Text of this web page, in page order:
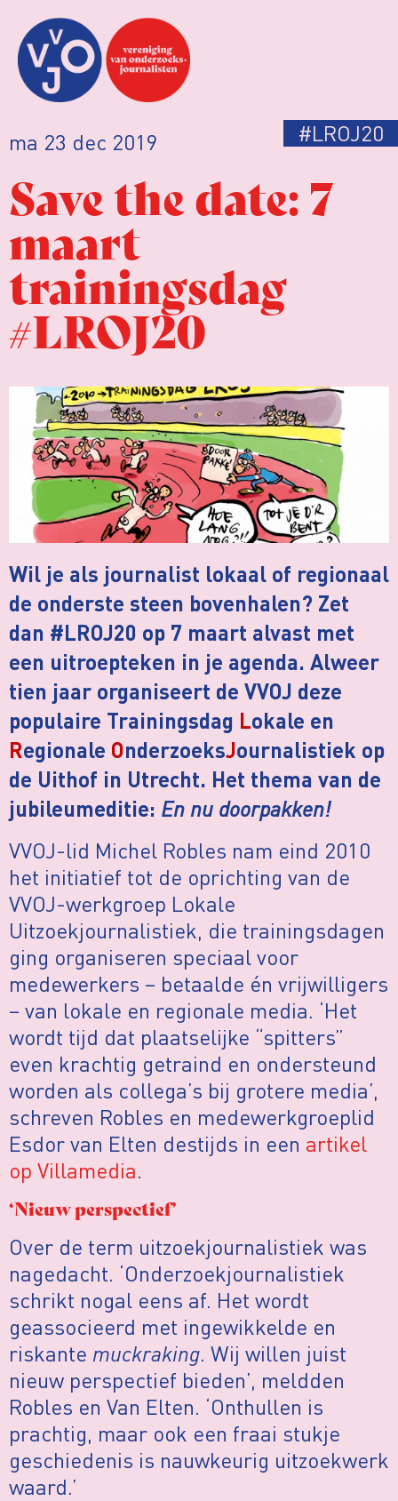
ma 23 dec 2019 #LROJ20
Save the date: 7
maart
trainingsdag
#LROJ20
Wil je als journalist lokaal of regionaal
de onderste steen bovenhalen? Zet
dan #LROJ20 op 7 maart alvast met
een uitroepteken in je agenda. Alweer
tien jaar organiseert de VVOJ deze
populaire Trainingsdag Lokale en
Regionale OnderzoeksJournalistiek op
de Uithof in Utrecht. Het thema van de
jubileumeditie: En nu doorpakken!
VVOJ-lid Michel Robles nam eind 2010
het initiatief tot de oprichting van de
VVOJ-werkgroep Lokale
Uitzoekjournalistiek, die trainingsdagen
ging organiseren speciaal voor
medewerkers – betaalde én vrijwilligers
– van lokale en regionale media. ‘Het
wordt tijd dat plaatselijke “spitters”
even krachtig getraind en ondersteund
worden als collega’s bij grotere media’,
schreven Robles en medewerkgroeplid
Esdor van Elten destijds in een artikel
op Villamedia.
‘Nieuw perspectief’
Over de term uitzoekjournalistiek was
nagedacht. ‘Onderzoekjournalistiek
schrikt nogal eens af. Het wordt
geassocieerd met ingewikkelde en
riskante muckraking. Wij willen juist
nieuw perspectief bieden’, meldden
Robles en Van Elten. ‘Onthullen is
prachtig, maar ook een fraai stukje
geschiedenis is nauwkeurig uitzoekwerk
waard.’